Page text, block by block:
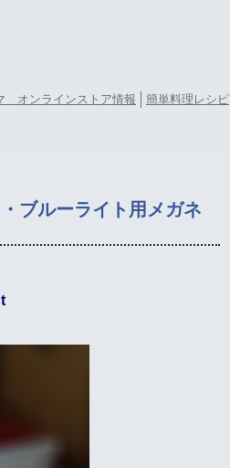
オンラインストア情報 簡単料理レシピ
ブルーライト用メガネ